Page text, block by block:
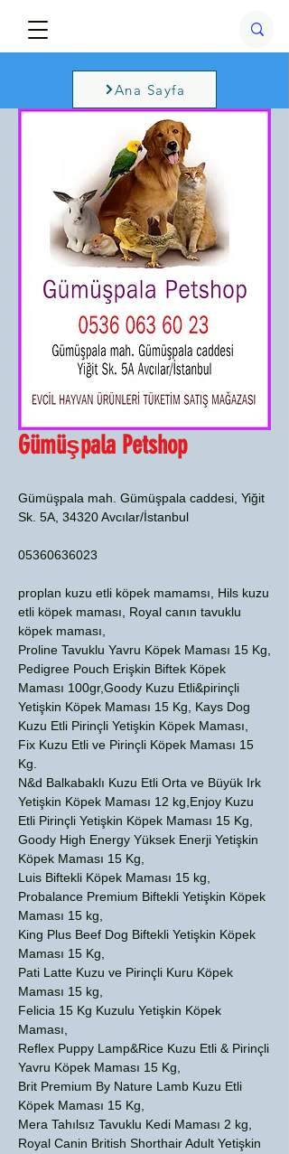
Ana Sayfa
Gümüşpala Petshop
Gümüşpala mah. Gümüşpala caddesi, Yiğit
Sk. 5A, 34320 Avcılar/İstanbul
05360636023
proplan kuzu etli köpek mamamsı, Hils kuzu
etli köpek maması, Royal canın tavuklu
köpek maması,
Proline Tavuklu Yavru Köpek Maması 15 Kg,
Pedigree Pouch Erişkin Biftek Köpek
Maması 100gr,Goody Kuzu Etli&pirinçli
Yetişkin Köpek Maması 15 Kg, Kays Dog
Kuzu Etli Pirinçli Yetişkin Köpek Maması,
Fix Kuzu Etli ve Pirinçli Köpek Maması 15
Kg.
N&d Balkabaklı Kuzu Etli Orta ve Büyük Irk
Yetişkin Köpek Maması 12 kg,Enjoy Kuzu
Etli Pirinçli Yetişkin Köpek Maması 15 Kg,
Goody High Energy Yüksek Enerji Yetişkin
Köpek Maması 15 Kg,
Luis Biftekli Köpek Maması 15 kg,
Probalance Premium Biftekli Yetişkin Köpek
Maması 15 kg,
King Plus Beef Dog Biftekli Yetişkin Köpek
Maması 15 Kg,
Pati Latte Kuzu ve Pirinçli Kuru Köpek
Maması 15 kg,
Felicia 15 Kg Kuzulu Yetişkin Köpek
Maması,
Reflex Puppy Lamp&Rice Kuzu Etli & Pirinçli
Yavru Köpek Maması 15 Kg,
Brit Premium By Nature Lamb Kuzu Etli
Köpek Maması 15 Kg,
Mera Tahılsız Tavuklu Kedi Maması 2 kg,
Royal Canin British Shorthair Adult Yetişkin